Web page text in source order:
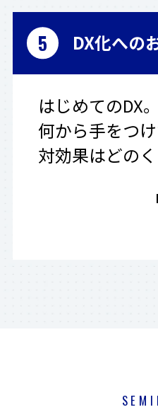
5 DX化への
はじめてのDX。
何から手をつ
対効果はどの